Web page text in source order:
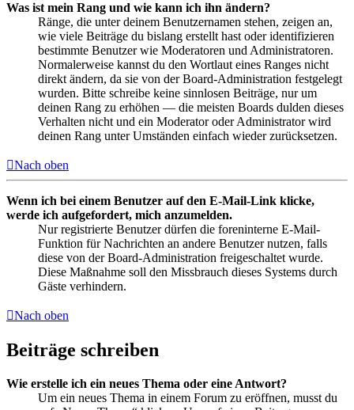
Was ist mein Rang und wie kann ich ihn ändern?
Ränge, die unter deinem Benutzernamen stehen, zeigen an,
wie viele Beiträge du bislang erstellt hast oder identifizieren
bestimmte Benutzer wie Moderatoren und Administratoren.
Normalerweise kannst du den Wortlaut eines Ranges nicht
direkt ändern, da sie von der Board-Administration festgelegt
wurden. Bitte schreibe keine sinnlosen Beiträge, nur um
deinen Rang zu erhöhen — die meisten Boards dulden dieses
Verhalten nicht und ein Moderator oder Administrator wird
deinen Rang unter Umständen einfach wieder zurücksetzen.
Nach oben
Wenn ich bei einem Benutzer auf den E-Mail-Link klicke,
werde ich aufgefordert, mich anzumelden.
Nur registrierte Benutzer dürfen die foreninterne E-Mail-
Funktion für Nachrichten an andere Benutzer nutzen, falls
diese von der Board-Administration freigeschaltet wurde.
Diese Maßnahme soll den Missbrauch dieses Systems durch
Gäste verhindern.
Nach oben
Beiträge schreiben
Wie erstelle ich ein neues Thema oder eine Antwort?
Um ein neues Thema in einem Forum zu eröffnen, musst du